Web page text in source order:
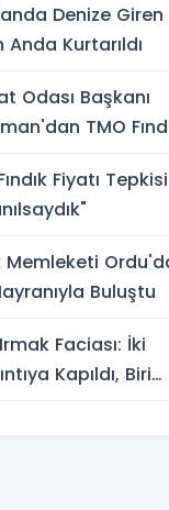
Denize Giren
Anda Kurtarıldı
Odası Başkanı
TMO
Fiyatı
Memleketi
Buluştu
Faciası: İki
Kapıldı, Biri